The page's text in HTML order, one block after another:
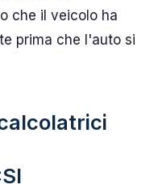
che il veicolo ha
prima che l'auto si